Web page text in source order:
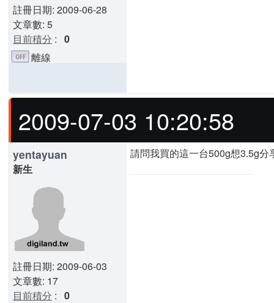
註冊日期: 2009-06-28
文章數: 5
目前積分 : 0
離線
2009-07-03 10:20:58
yentayuan
新生
註冊日期: 2009-06-03
文章數: 17
目前積分 : 0
請問我買的這一台500g想3.5g分